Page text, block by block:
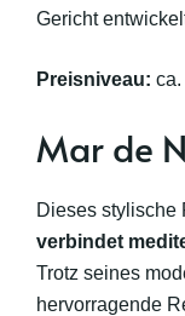
Gericht
Preisniveau: ca.
Mar de
Dieses stylische
verbindet
Trotz seines
hervorragende